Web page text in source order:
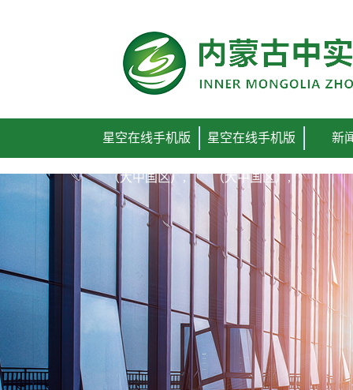
星空在线手机版
（大中国区）,
星空在线手机版
（大中国区）,
新